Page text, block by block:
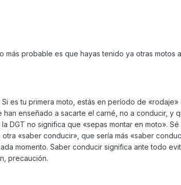
más probable es que hayas tenido ya otras motos
es tu primera moto, estás en período de «rodaje»
enseñado a sacarte el carné, no a conducir, y
DGT no significa que «sepas montar en moto». Sé
«saber conducir», que sería más «saber
momento. Saber conducir significa ante todo
precaución.